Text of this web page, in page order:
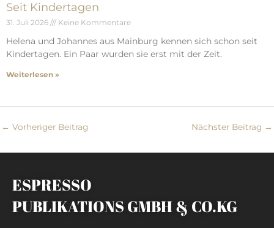
Seit Kindertagen
31. Juli 2026 Keine Kommentare
Helena und Johannes aus Mainburg kennen sich schon seit
Kindertagen. Ein Paar wurden sie erst mit der Zeit.
Weiterlesen »
← Vorheriger Beitrag Nächster Beitrag →
ESPRESSO
PUBLIKATIONS GMBH & CO.KG